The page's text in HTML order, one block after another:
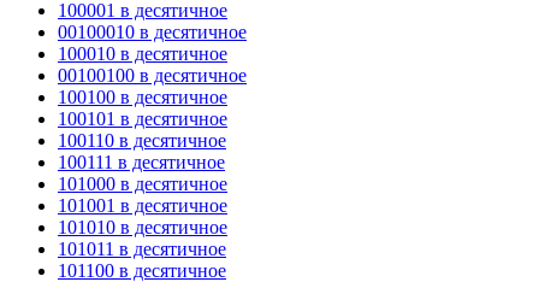
100001 в десятичное
00100010 в десятичное
100010 в десятичное
00100100 в десятичное
100100 в десятичное
100101 в десятичное
100110 в десятичное
100111 в десятичное
101000 в десятичное
101001 в десятичное
101010 в десятичное
101011 в десятичное
101100 в десятичное